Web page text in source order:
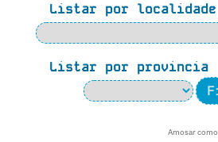
Listar por localidade
Listar por provincia
Amosar como